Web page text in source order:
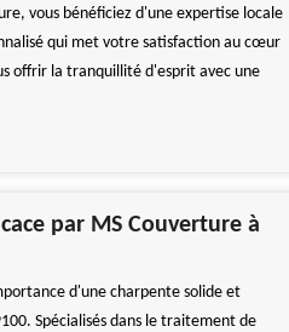
vous bénéficiez d'une expertise locale
qui met votre satisfaction au cœur
offrir la tranquillité d'esprit avec une
par MS Couverture à
d'une charpente solide et
Spécialisés dans le traitement de